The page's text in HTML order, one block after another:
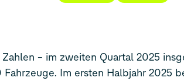
– im zweiten Quartal 2025
Im ersten Halb­jahr 2025